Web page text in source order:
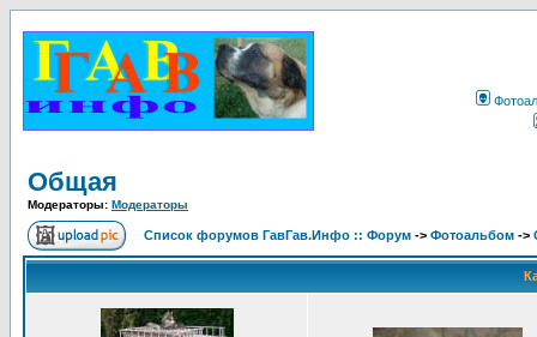
Общая
Модераторы: Модераторы
Список форумов ГавГав.Инфо :: Форум -> Фотоальбом ->